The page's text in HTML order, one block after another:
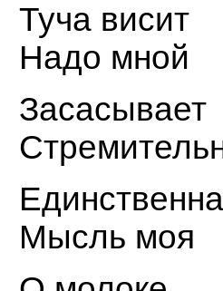
Туча висит
Надо мной
Засасывает
Мысль моя